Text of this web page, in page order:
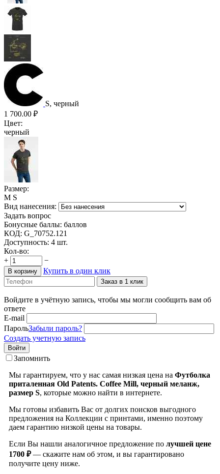
S, черный
1 700.00 ₽
Цвет:
черный
Размер:
M S
Вид нанесения:
Задать вопрос
Бонусные баллы: баллов
КОД: G_70752.121
Доступность: 4 шт.
Кол-во:
+
−
В корзину Купить в один клик
Заказ в 1 клик
Войдите в учётную запись, чтобы мы могли сообщить вам об
ответе
E-mail
ПарольЗабыли пароль?
Создать учетную запись
Войти
Запомнить
Мы гарантируем, что у нас самая низкая цена на Футболка
приталенная Old Patents. Coffee Mill, черный меланж,
размер S, которые можно найти в интернете.
Мы готовы избавить Вас от долгих поисков выгодного
предложения на Коллекции с принтами, именно поэтому
даем гарантию низкой цены на товары.
Если Вы нашли аналогичное предложение по лучшей цене
1700 ₽— скажите нам об этом, и вы гарантировано
получите цену ниже.